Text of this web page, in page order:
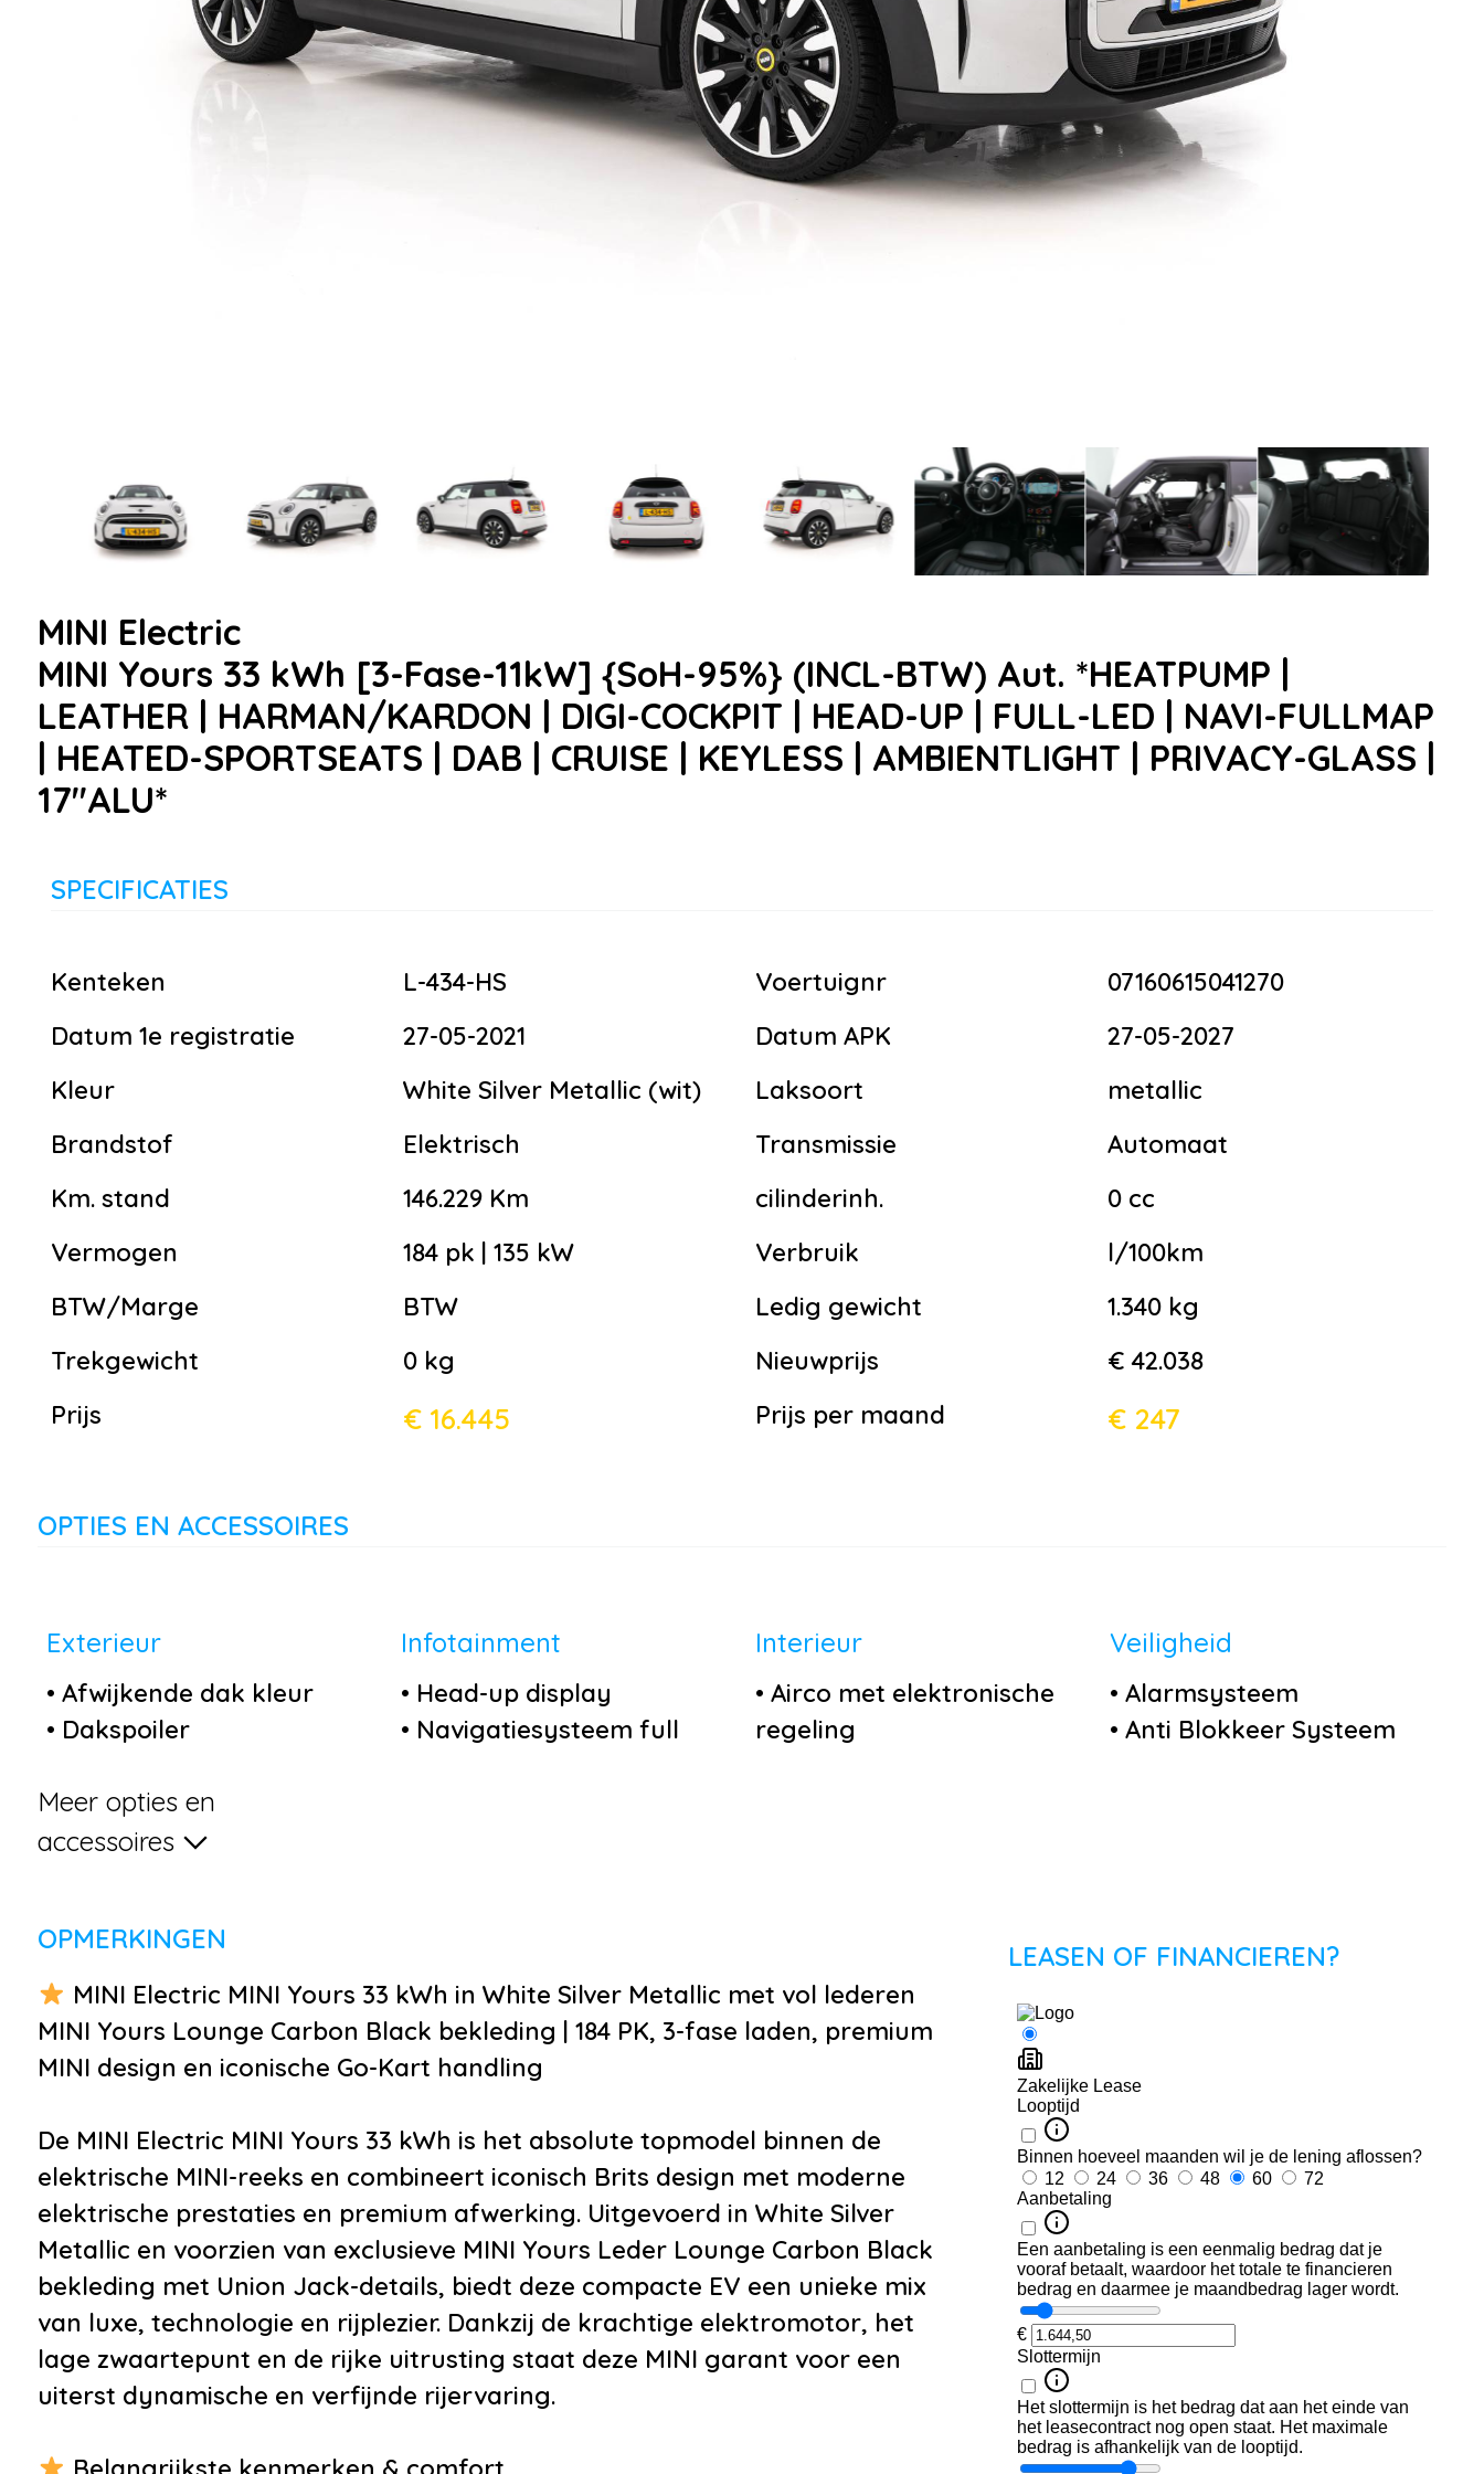
MINI Electric
MINI Yours 33 kWh [3-Fase-11kW] {SoH-95%} (INCL-BTW) Aut. *HEATPUMP |
LEATHER | HARMAN/KARDON | DIGI-COCKPIT | HEAD-UP | FULL-LED | NAVI-FULLMAP
| HEATED-SPORTSEATS | DAB | CRUISE | KEYLESS | AMBIENTLIGHT | PRIVACY-GLASS |
17"ALU*
SPECIFICATIES
Kenteken L-434-HS Voertuignr
07160615041270
Datum 1e registratie
27-05-2021 Datum APK
27-05-2027
Kleur
White Silver Metallic (wit) Laksoort
metallic
Brandstof
Elektrisch Transmissie
Automaat
Km. stand
146.229 Km cilinderinh.
0 cc
Vermogen
184 pk | 135 kW Verbruik
l/100km
BTW/Marge
BTW Ledig gewicht
1.340 kg
Trekgewicht
0 kg Nieuwprijs
€ 42.038
Prijs
€ 16.445 Prijs per maand € 247
OPTIES EN ACCESSOIRES
Exterieur
• Afwijkende dak kleur
• Dakspoiler
remkrachtverdeling
•Fase-3 laden mogelijk
•Lichtmetalen velgen 17"
•Metaalkleur
•Union Jack LED
achterlichten
•Buitenspiegels elektrisch
inklapbaar
•Buitenspiegels elektrisch
verstelbaar
•Buitenspiegels
verwarmbaar
•Bumpers in
carrosseriekleur
deurvergrendeling met
Infotainment
• Head-up display
• Navigatiesysteem full
•Audio installatie premium
•Bluetooth
telefoonvoorbereiding
•Multimedia systeem
Interieur
• Airco met elektronische
regeling
•Lederen bekleding
•Luxe lederen bekleding
Sfeerverlichting interieur
Voorstoelen verwarmd
•Zwarte hemelbekleding
•Achterbank in delen
neerklapbaar
•Armsteun
•Armsteun voor
•Binnenspiegel
automatisch dimmend
Buitentemperatuurmeter
Veiligheid
• Alarmsysteem
• Anti Blokkeer Systeem
•Airbag(s) hoofd voor
•Alarm klasse
•Anti doorSlip Regeling
•
•Derde remlicht
Meer opties en
accessoires
OPMERKINGEN
MINI Electric MINI Yours 33 kWh in White Silver Metallic met vol lederen
MINI Yours Lounge Carbon Black bekleding | 184 PK, 3-fase laden, premium
MINI design en iconische Go-Kart handling
De MINI Electric MINI Yours 33 kWh is het absolute topmodel binnen de
elektrische MINI-reeks en combineert iconisch Brits design met moderne
elektrische prestaties en premium afwerking. Uitgevoerd in White Silver
Metallic en voorzien van exclusieve MINI Yours Leder Lounge Carbon Black
bekleding met Union Jack-details, biedt deze compacte EV een unieke mix
van luxe, technologie en rijplezier. Dankzij de krachtige elektromotor, het
lage zwaartepunt en de rijke uitrusting staat deze MINI garant voor een
uiterst dynamische en verfijnde rijervaring.
LEASEN OF FINANCIEREN?